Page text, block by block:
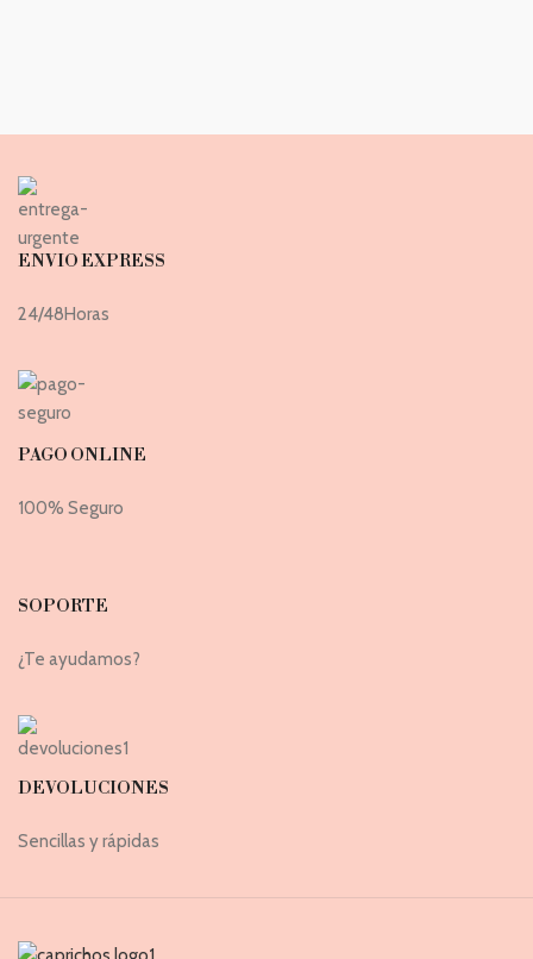
ENVIO EXPRESS
24/48Horas
PAGO ONLINE
100% Seguro
SOPORTE
¿Te ayudamos?
DEVOLUCIONES
Sencillas y rápidas